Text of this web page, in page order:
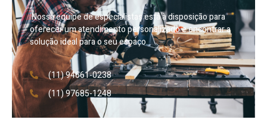
Nossa equipe de especialistas está à disposição para
oferecer um atendimento personalizado e encontrar a
solução ideal para o seu espaço.
(11) 94661-0238
(11) 97685-1248